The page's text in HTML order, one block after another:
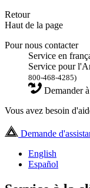
Retour
Haut de la page
Pour nous contacter
Service en
Service pour
800-468-4285)
Demander
Vous avez besoin
Demande
English
Español